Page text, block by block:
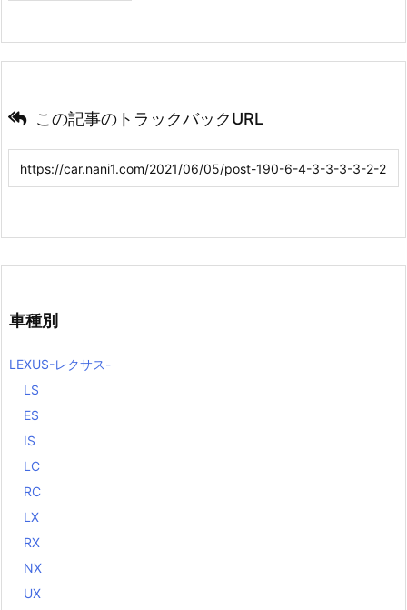
この記事のトラックバックURL
車種別
LEXUS-レクサス-
LS
ES
IS
LC
RC
LX
RX
NX
UX